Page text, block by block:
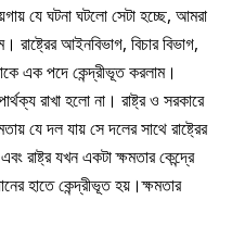
যে ঘটনা ঘটলো সেটা হচ্ছে, আমরা
রাষ্ট্রের আইনবিভাগ, বিচার বিভাগ,
এক পদে কেন্দ্রীভূত করলাম।
রাখা হলো না। রাষ্ট্র ও সরকারে
যে দল যায় সে দলের সাথে রাষ্ট্রের
রাষ্ট্র যখন একটা ক্ষমতার কেন্দ্রে
হাতে কেন্দ্রীভূত হয়।ক্ষমতার